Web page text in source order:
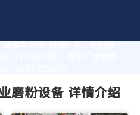
磨粉设备 制造厂家，我们致
加工系统方案。获取厂家直销
磨粉设备 详情介绍